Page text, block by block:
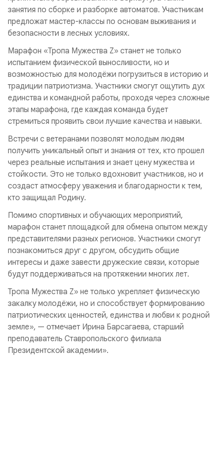
занятия по сборке и разборке автоматов. Участникам
предложат мастер-классы по основам выживания и
безопасности в лесных условиях.
Марафон «Тропа Мужества Z» станет не только
испытанием физической выносливости, но и
возможностью для молодёжи погрузиться в историю и
традиции патриотизма. Участники смогут ощутить дух
единства и командной работы, проходя через сложные
этапы марафона, где каждая команда будет
стремиться проявить свои лучшие качества и навыки.
Встречи с ветеранами позволят молодым людям
получить уникальный опыт и знания от тех, кто прошел
через реальные испытания и знает цену мужества и
стойкости. Это не только вдохновит участников, но и
создаст атмосферу уважения и благодарности к тем,
кто защищал Родину.
Помимо спортивных и обучающих мероприятий,
марафон станет площадкой для обмена опытом между
представителями разных регионов. Участники смогут
познакомиться друг с другом, обсудить общие
интересы и даже завести дружеские связи, которые
будут поддерживаться на протяжении многих лет.
Тропа Мужества Z» не только укрепляет физическую
закалку молодёжи, но и способствует формированию
патриотических ценностей, единства и любви к родной
земле», — отмечает Ирина Барсагаева, старший
преподаватель Ставропольского филиала
Президентской академии».